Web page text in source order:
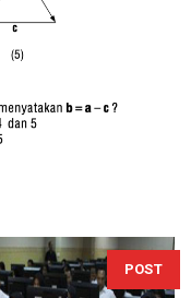
POST